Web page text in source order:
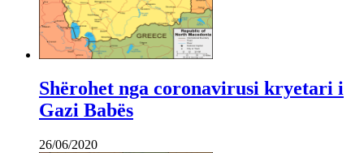
Shërohet nga coronavirusi kryetari i
Gazi Babës
26/06/2020